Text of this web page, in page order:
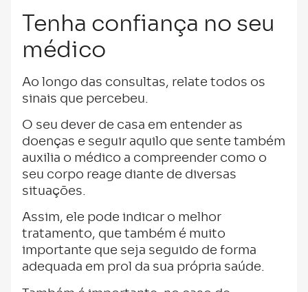
Tenha confiança no seu
médico
Ao longo das consultas, relate todos os
sinais que percebeu.
O seu dever de casa em entender as
doenças e seguir aquilo que sente também
auxilia o médico a compreender como o
seu corpo reage diante de diversas
situações.
Assim, ele pode indicar o melhor
tratamento, que também é muito
importante que seja seguido de forma
adequada em prol da sua própria saúde.